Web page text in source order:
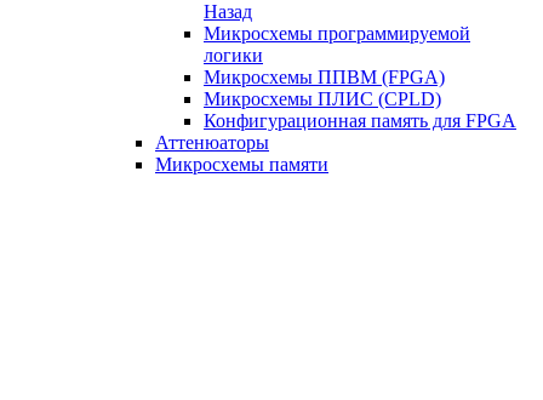
Назад
Микросхемы программируемой
логики
Микросхемы ППВМ (FPGA)
Микросхемы ПЛИС (CPLD)
Конфигурационная память для FPGA
Аттенюаторы
Микросхемы памяти